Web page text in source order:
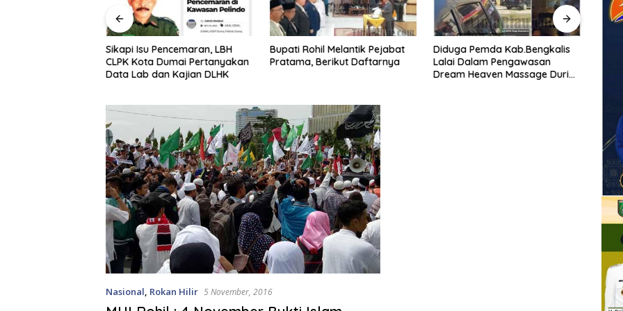
Sikapi Isu Pencemaran, LBH
CLPK Kota Dumai Pertanyakan
Data Lab dan Kajian DLHK
Bupati Rohil Melantik Pejabat
Pratama, Berikut Daftarnya
Diduga Pemda Kab.Bengkalis
Lalai Dalam Pengawasan
Dream Heaven Massage Duri
Plt.
Nasional, Rokan Hilir 5 November, 2016